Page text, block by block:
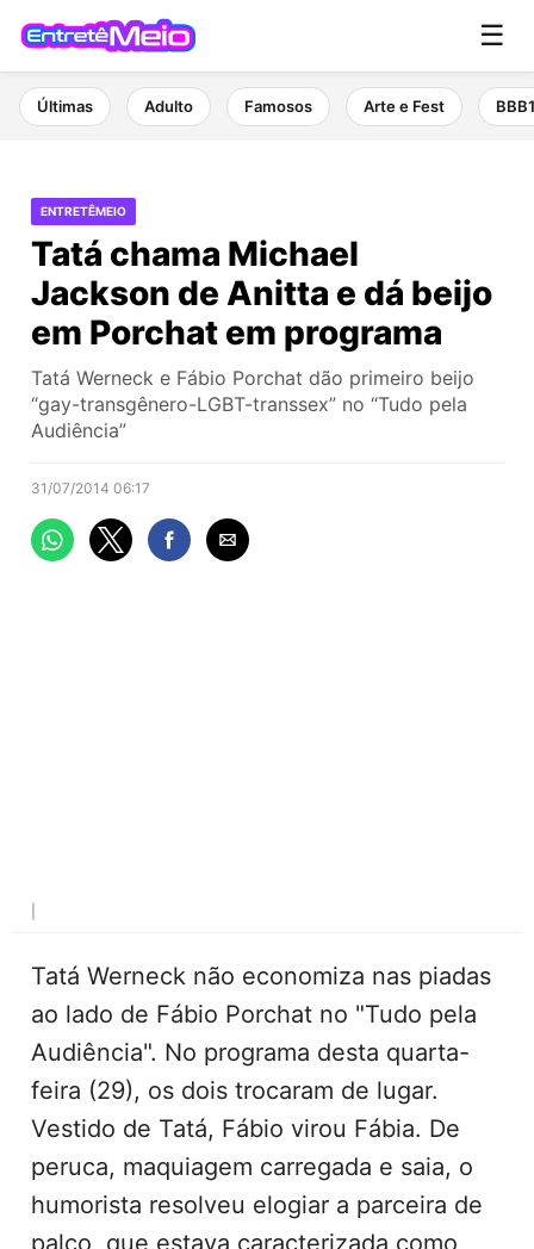
☰
Últimas Adulto Famosos Arte e Fest
ENTRETÊMEIO
Tatá chama Michael
Jackson de Anitta e dá beijo
em Porchat em programa
Tatá Werneck e Fábio Porchat dão primeiro beijo
“gay-transgênero-LGBT-transsex” no “Tudo pela
Audiência”
31/07/2014 06:17
Tatá Werneck não economiza nas piadas
ao lado de Fábio Porchat no "Tudo pela
Audiência". No programa desta quarta-
feira (29), os dois trocaram de lugar.
Vestido de Tatá, Fábio virou Fábia. De
peruca, maquiagem carregada e saia, o
humorista resolveu elogiar a parceira de
palco, que estava caracterizada como